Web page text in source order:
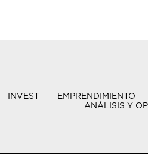
INVEST EMPRENDIMIENTO
ANÁLISIS Y